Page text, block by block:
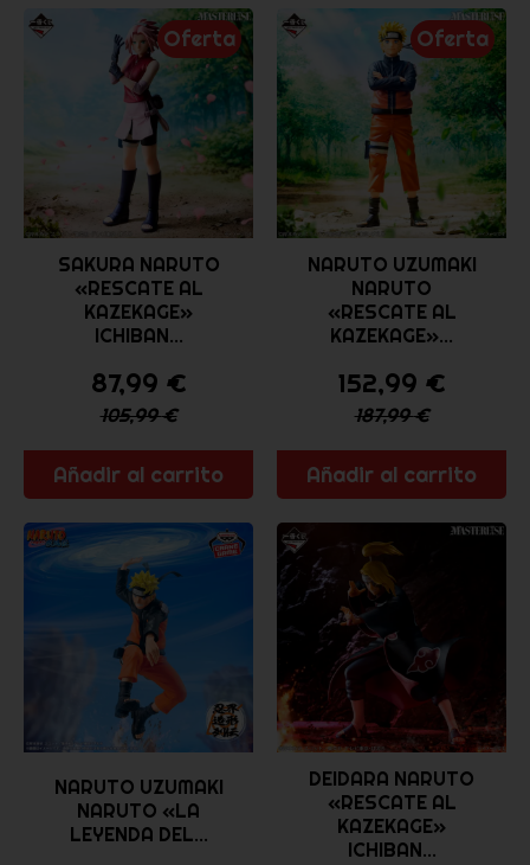
Oferta
SAKURA NARUTO
«RESCATE AL
KAZEKAGE»
ICHIBAN...
105,99€
87,99 €
Añadir al carrito
Oferta
NARUTO UZUMAKI
NARUTO
«RESCATE AL
KAZEKAGE»...
187,99€
152,99 €
Añadir al carrito
NARUTO UZUMAKI
NARUTO «LA
LEYENDA DEL...
DEIDARA NARUTO
«RESCATE AL
KAZEKAGE»
ICHIBAN...